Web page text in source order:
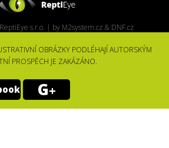
s.r.o. | by M2system.cz& DNF.cz
OBRÁZKY PODLÉHAJÍ AUTORSKÝM
PROSPĚCH JE ZAKÁZÁNO.
G+